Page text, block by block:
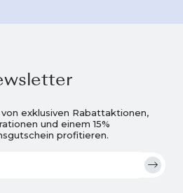
exklusiven Rabattaktionen,
und einem 15%
profitieren.